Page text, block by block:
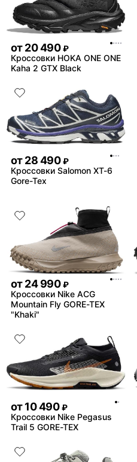
от20 490 ₽
Кроссовки HOKA ONE ONE
Kaha 2 GTX Black
от28 490 ₽
Кроссовки Salomon XT-6
Gore-Tex
от24 990 ₽
Кроссовки Nike ACG
Mountain Fly GORE-TEX
"Khaki"
от10 490 ₽
Кроссовки Nike Pegasus
Trail 5 GORE-TEX